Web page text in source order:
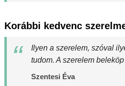
Korábbi kedvenc
Ilyen a szerelem, szóval
tudom. A szerelem
Szentesi Éva